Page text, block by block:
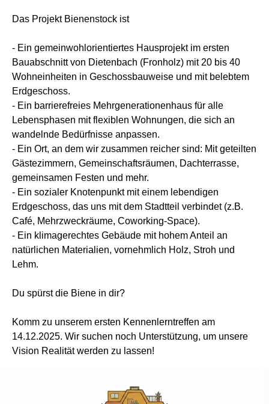
Das Projekt Bienenstock ist
- Ein gemeinwohlorientiertes Hausprojekt im ersten
Bauabschnitt von Dietenbach (Fronholz) mit 20 bis 40
Wohneinheiten in Geschossbauweise und mit belebtem
Erdgeschoss.
- Ein barrierefreies Mehrgenerationenhaus für alle
Lebensphasen mit flexiblen Wohnungen, die sich an
wandelnde Bedürfnisse anpassen.
- Ein Ort, an dem wir zusammen reicher sind: Mit geteilten
Gästezimmern, Gemeinschaftsräumen, Dachterrasse,
gemeinsamen Festen und mehr.
- Ein sozialer Knotenpunkt mit einem lebendigen
Erdgeschoss, das uns mit dem Stadtteil verbindet (z.B.
Café, Mehrzweckräume, Coworking-Space).
- Ein klimagerechtes Gebäude mit hohem Anteil an
natürlichen Materialien, vornehmlich Holz, Stroh und
Lehm.
Du spürst die Biene in dir?
Komm zu unserem ersten Kennenlerntreffen am
14.12.2025. Wir suchen noch Unterstützung, um unsere
Vision Realität werden zu lassen!